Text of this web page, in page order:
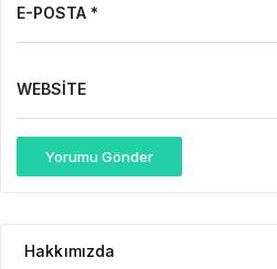
E-POSTA *
WEBSITE
Yorumu Gönder
Hakkımızda